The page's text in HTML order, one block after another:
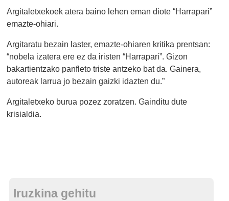
Argitaletxekoek atera baino lehen eman diote “Harrapari”
emazte-ohiari.
Argitaratu bezain laster, emazte-ohiaren kritika prentsan:
“nobela izatera ere ez da iristen “Harrapari”. Gizon
bakartientzako panfleto triste antzeko bat da. Gainera,
autoreak larrua jo bezain gaizki idazten du.”
Argitaletxeko burua pozez zoratzen. Gainditu dute
krisialdia.
Iruzkina gehitu